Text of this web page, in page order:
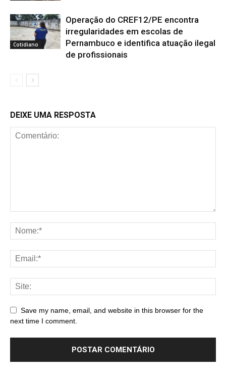
Cotidiano
Operação do CREF12/PE encontra
irregularidades em escolas de
Pernambuco e identifica atuação ilegal
de profissionais
DEIXE UMA RESPOSTA
Save my name, email, and website in this browser for the
next time I comment.